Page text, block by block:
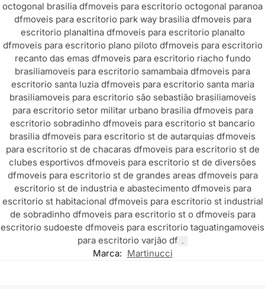
octogonal brasilia dfmoveis para escritorio octogonal paranoa
dfmoveis para escritorio park way brasilia dfmoveis para
escritorio planaltina dfmoveis para escritorio planalto
dfmoveis para escritorio plano piloto dfmoveis para escritorio
recanto das emas dfmoveis para escritorio riacho fundo
brasiliamoveis para escritorio samambaia dfmoveis para
escritorio santa luzia dfmoveis para escritorio santa maria
brasiliamoveis para escritorio são sebastião brasiliamoveis
para escritorio setor militar urbano brasilia dfmoveis para
escritorio sobradinho dfmoveis para escritorio st bancario
brasilia dfmoveis para escritorio st de autarquias dfmoveis
para escritorio st de chacaras dfmoveis para escritorio st de
clubes esportivos dfmoveis para escritorio st de diversões
dfmoveis para escritorio st de grandes areas dfmoveis para
escritorio st de industria e abastecimento dfmoveis para
escritorio st habitacional dfmoveis para escritorio st industrial
de sobradinho dfmoveis para escritorio st o dfmoveis para
escritorio sudoeste dfmoveis para escritorio taguatingamoveis
para escritorio varjão df .
Marca: Martinucci